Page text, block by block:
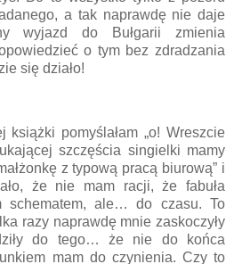
a tak naprawdę nie daje
wyjazd do Bułgarii zmienia
o tym bez zdradzania
się działo!
książki pomyślałam „o! Wreszcie
szczęścia singielki mamy
z typową pracą biurową” i
że nie mam racji, że fabuła
schematem, ale… do czasu. To
razy naprawdę mnie zaskoczyły
do tego… że nie do końca
mam do czynienia. Czy to